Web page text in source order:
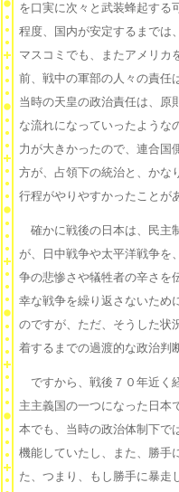
を口実に次々と武装蜂起する
程度、国内が安定するまでは
マスコミでも、またアメリカ
前、戦中の軍部の人々の責任
当時の天皇の政治責任は、原
な流れになっていったような
力が大きかったので、連合国
方が、占領下の統治と、かな
行程がやりやすかったことが
確かに戦後の日本は、民主
が、日中戦争や太平洋戦争を
争の悲惨さや犠牲者の辛さを
幸な戦争を繰り返さないため
のですが、ただ、そうした状
着するまでの過渡的な政治判
ですから、戦後７０年近く
主主義国の一つになった日本
本でも、当時の政治体制下で
機能していたし、また、勝手
た、つまり、もし勝手に暴走